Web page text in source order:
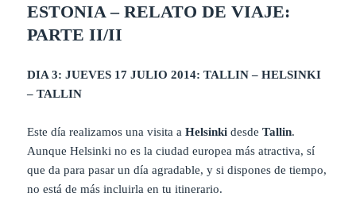
ESTONIA – RELATO DE VIAJE:
PARTE II/II
DIA 3: JUEVES 17 JULIO 2014: TALLIN – HELSINKI
– TALLIN
Este día realizamos una visita aHelsinki desdeTallin.
Aunque Helsinki no es la ciudad europea más atractiva, sí
que da para pasar un día agradable, y si dispones de tiempo,
no está de más incluirla en tu itinerario.